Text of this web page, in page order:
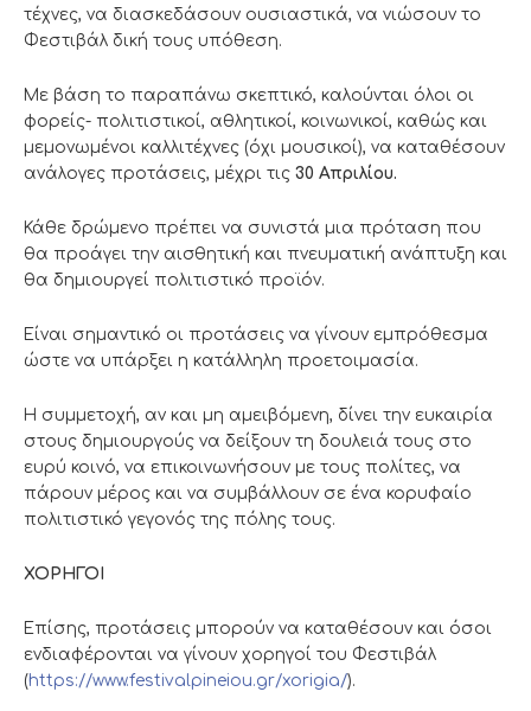
τέχνες, να διασκεδάσουν ουσιαστικά, να νιώσουν το
Φεστιβάλ δική τους υπόθεση.
Με βάση το παραπάνω σκεπτικό, καλούνται όλοι οι
φορείς- πολιτιστικοί, αθλητικοί, κοινωνικοί, καθώς και
μεμονωμένοι καλλιτέχνες (όχι μουσικοί), να καταθέσουν
ανάλογες προτάσεις, μέχρι τις 30 Απριλίου.
Κάθε δρώμενο πρέπει να συνιστά μια πρόταση που
θα προάγει την αισθητική και πνευματική ανάπτυξη και
θα δημιουργεί πολιτιστικό προϊόν.
Είναι σημαντικό οι προτάσεις να γίνουν εμπρόθεσμα
ώστε να υπάρξει η κατάλληλη προετοιμασία.
Η συμμετοχή, αν και μη αμειβόμενη, δίνει την ευκαιρία
στους δημιουργούς να δείξουν τη δουλειά τους στο
ευρύ κοινό, να επικοινωνήσουν με τους πολίτες, να
πάρουν μέρος και να συμβάλλουν σε ένα κορυφαίο
πολιτιστικό γεγονός της πόλης τους.
ΧΟΡΗΓΟΙ
Επίσης, προτάσεις μπορούν να καταθέσουν και όσοι
ενδιαφέρονται να γίνουν χορηγοί του Φεστιβάλ
(https://www.festivalpineiou.gr/xorigia/).